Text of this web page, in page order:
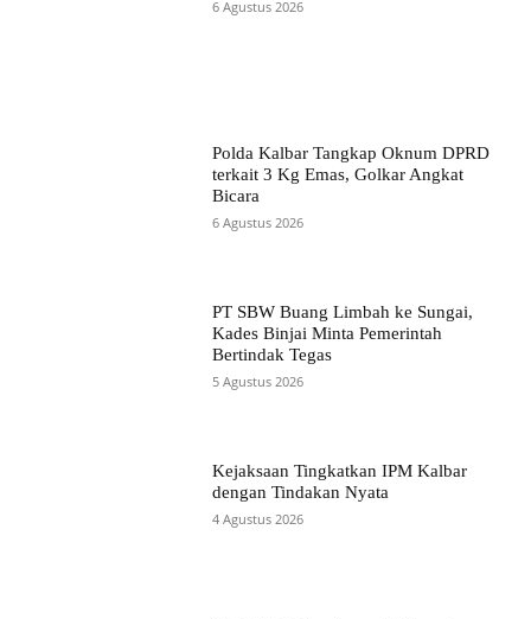
6 Agustus 2026
Polda Kalbar Tangkap Oknum DPRD
terkait 3 Kg Emas, Golkar Angkat
Bicara
6 Agustus 2026
PT SBW Buang Limbah ke Sungai,
Kades Binjai Minta Pemerintah
Bertindak Tegas
5 Agustus 2026
Kejaksaan Tingkatkan IPM Kalbar
dengan Tindakan Nyata
4 Agustus 2026